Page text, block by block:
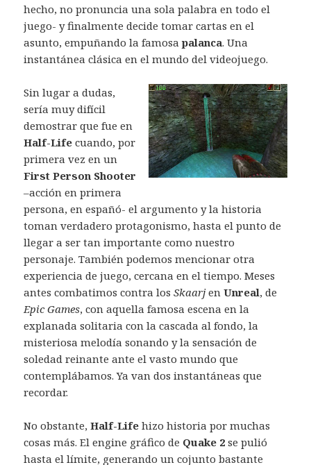
hecho, no pronuncia una sola palabra en todo el
juego- y finalmente decide tomar cartas en el
asunto, empuñando la famosapalanca. Una
instantánea clásica en el mundo del videojuego.
Sin lugar a dudas,
sería muy difícil
demostrar que fue en
Half-Life cuando, por
primera vez en un
First Person Shooter
–acción en primera
persona, en españó- el argumento y la historia
toman verdadero protagonismo, hasta el punto de
llegar a ser tan importante como nuestro
personaje. También podemos mencionar otra
experiencia de juego, cercana en el tiempo. Meses
antes combatimos contra losSkaarjenUnreal, de
Epic Games, con aquella famosa escena en la
explanada solitaria con la cascada al fondo, la
misteriosa melodía sonando y la sensación de
soledad reinante ante el vasto mundo que
contemplábamos. Ya van dos instantáneas que
recordar.
No obstante,Half-Life hizo historia por muchas
cosas más. El engine gráfico de Quake 2 se pulió
hasta el límite, generando un cojunto bastante